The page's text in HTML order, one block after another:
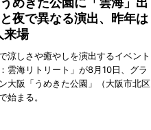
夜で異なる演出、昨年は
来場
涼しさや癒やしを演出するイベント
雲海リトリート」が8月10日、グラ
大阪「うめきた公園」（大阪市北区
始まる。